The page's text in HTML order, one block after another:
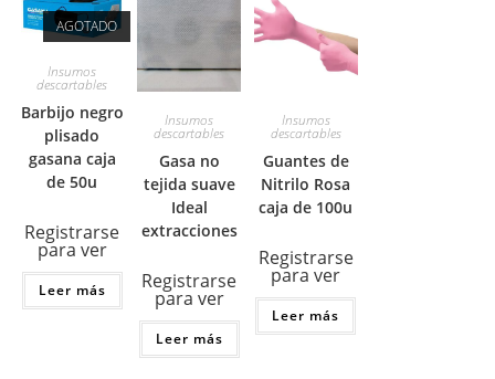
AGOTADO
Insumos
descartables
Barbijo negro
plisado
gasana caja
de 50u
Registrarse
para ver
Leer más
Insumos
descartables
Gasa no
tejida suave
Ideal
extracciones
Registrarse
para ver
Leer más
Insumos
descartables
Guantes de
Nitrilo Rosa
caja de 100u
Registrarse
para ver
Leer más